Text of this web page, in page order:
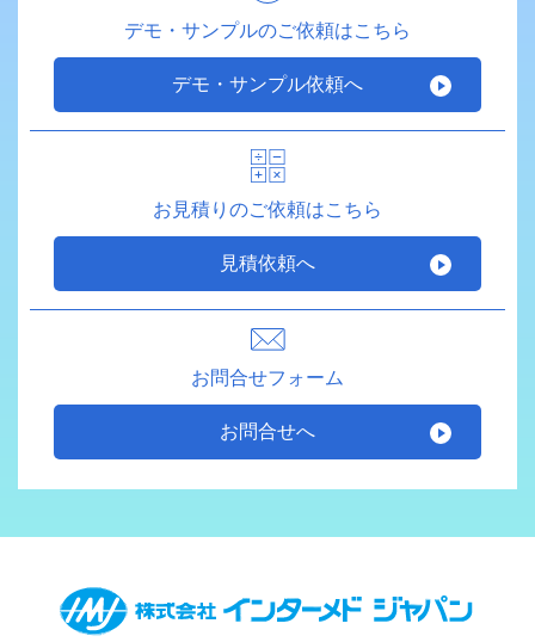
デモ・サンプルのご依頼はこちら
デモ・サンプル依頼へ
お見積りのご依頼はこちら
見積依頼へ
お問合せフォーム
お問合せへ